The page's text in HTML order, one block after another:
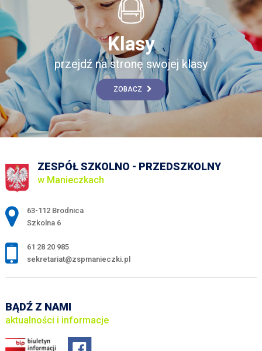
Klasy
przejdź na stronę swojej klasy
ZOBACZ
ZESPÓŁ SZKOLNO - PRZEDSZKOLNY
w Manieczkach
Adres pocztowy:
63-112 Brodnica
Szkolna 6
61 28 20 985
sekretariat@zspmanieczki.pl
BĄDŹ Z NAMI
aktualności i informacje